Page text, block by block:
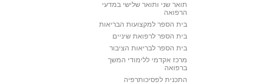
תואר שני ותואר שלישי במדעי
הרפואה
בית הספר למקצועות הבריאות
בית הספר לרפואת שיניים
בית הספר לבריאות הציבור
מרכז אקדמי ללימודי המשך
ברפואה
התכנית לפסיכותרפיה